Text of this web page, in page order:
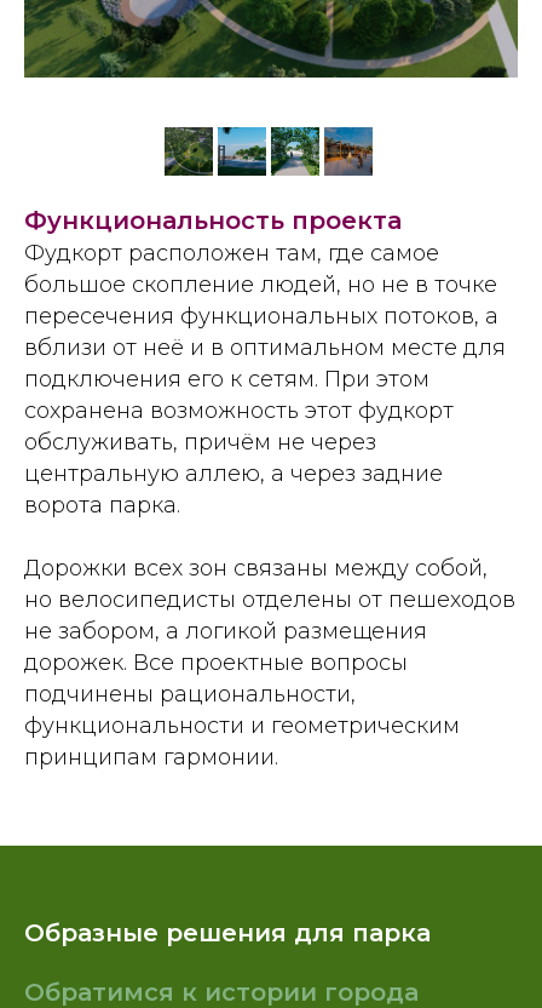
Функциональность проекта
Фудкорт расположен там, где самое
большое скопление людей, но не в точке
пересечения функциональных потоков, а
вблизи от неё и в оптимальном месте для
подключения его к сетям. При этом
сохранена возможность этот фудкорт
обслуживать, причём не через
центральную аллею, а через задние
ворота парка.
Дорожки всех зон связаны между собой,
но велосипедисты отделены от пешеходов
не забором, а логикой размещения
дорожек. Все проектные вопросы
подчинены рациональности,
функциональности и геометрическим
принципам гармонии.
Образные решения для парка
Обратимся к истории города